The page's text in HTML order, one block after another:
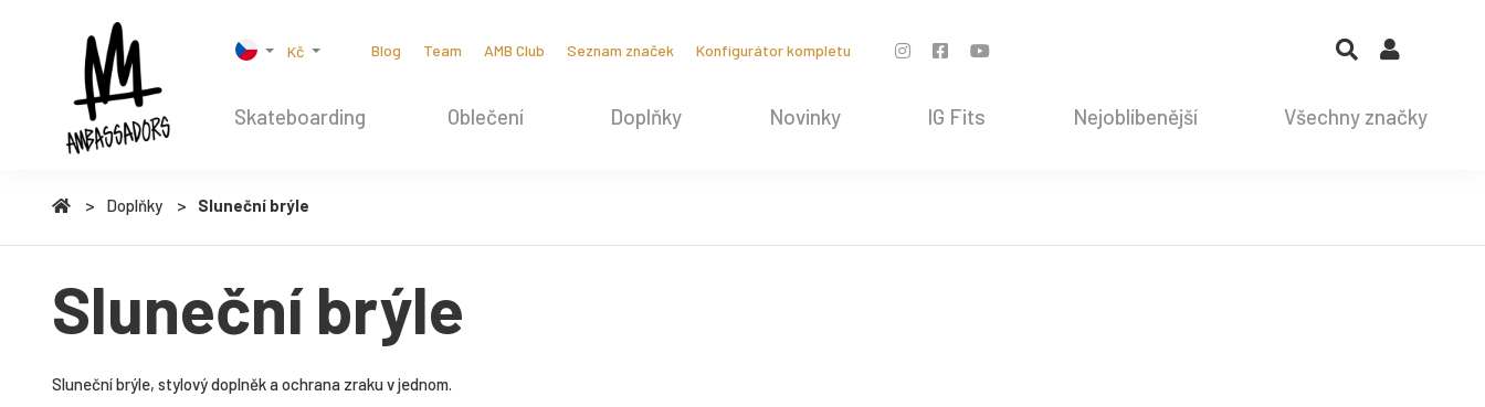
Kč Blog Team AMB Club Seznam značek Konfigurátor kompletu
Skateboarding Oblečení Doplňky Novinky IG Fits Nejoblíbenější Všechny značky
Doplňky Sluneční brýle
Sluneční brýle
Sluneční brýle, stylový doplněk a ochrana zraku v jednom.